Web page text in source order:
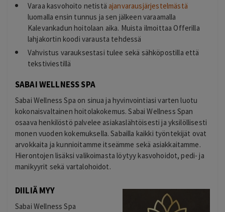
Varaa kasvohoito netistä ajanvarausjärjestelmästä
luomalla ensin tunnus ja sen jälkeen varaamalla
Kalevankadun hoitolaan aika. Muista ilmoittaa Offerilla
lahjakortin koodi varausta tehdessä
Vahvistus varauksestasi tulee sekä sähköpostilla että
tekstiviestillä
SABAI WELLNESS SPA
Sabai Wellness Spa on sinua ja hyvinvointiasi varten luotu
kokonaisvaltainen hoitolakokemus. Sabai Wellness Span
osaava henkilöstö palvelee asiakaslähtöisesti ja yksilöllisesti
monen vuoden kokemuksella. Sabailla kaikki työntekijät ovat
arvokkaita ja kunnioitamme itseämme sekä asiakkaitamme.
Hierontojen lisäksi valikoimasta löytyy kasvohoidot, pedi- ja
manikyyrit sekä vartalohoidot.
DIILIÄ MYY
Sabai Wellness Spa